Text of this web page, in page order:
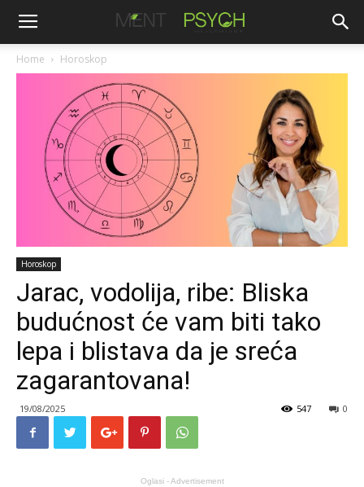
Home Horoskop
Horoskop
Jarac, vodolija, ribe: Bliska
budućnost će vam biti tako
lepa i blistava da je sreća
zagarantovana!
19/08/2025 0
547
Oglasi - Advertisement